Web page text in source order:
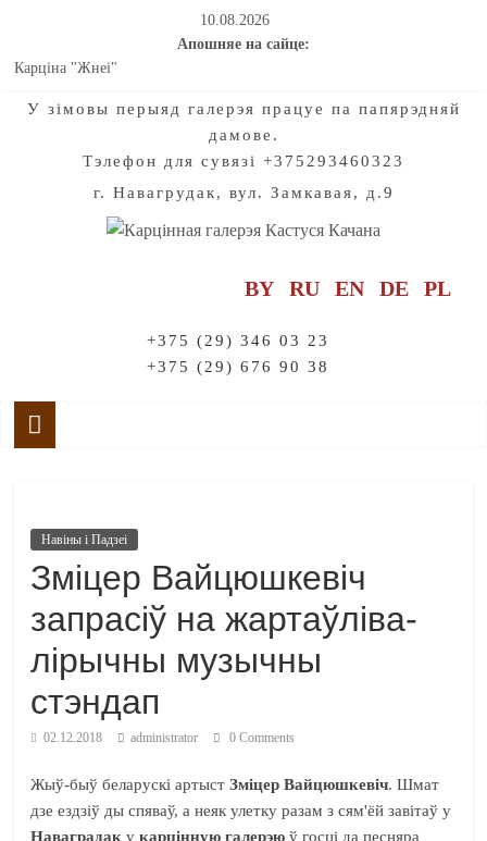
10.08.2026
Апошняе на сайце:
Карціна "Жнеі"
Калядныя і навагоднія хронікі нашых з вамі добрых спраў для
Калядныя і навагоднія хронікі нашых з вамі добрых спраў для
дзетак. Частка 1
Адкрываючы жывапіс Кастуся Качана
У зiмовы перыяд галерэя працуе па папярэдняй
дамове.
Тэлефон для сувязі +375293460323
г. Навагрудак, вул. Замкавая, д.9
BY RU EN DE PL
+375 (29) 346 03 23
+375 (29) 676 90 38
Навіны і Падзеі
Зміцер Вайцюшкевіч
запрасіў на жартаўліва-
лірычны музычны
стэндап
02.12.2018 administrator 0 Comments
Жыў-быў беларускі артыстЗміцер Вайцюшкевіч. Шмат
дзе ездзіў ды спяваў, а неяк улетку разам з сям'ёй завітаў у
Наваградак укарцінную галерэю ў госці да песняра